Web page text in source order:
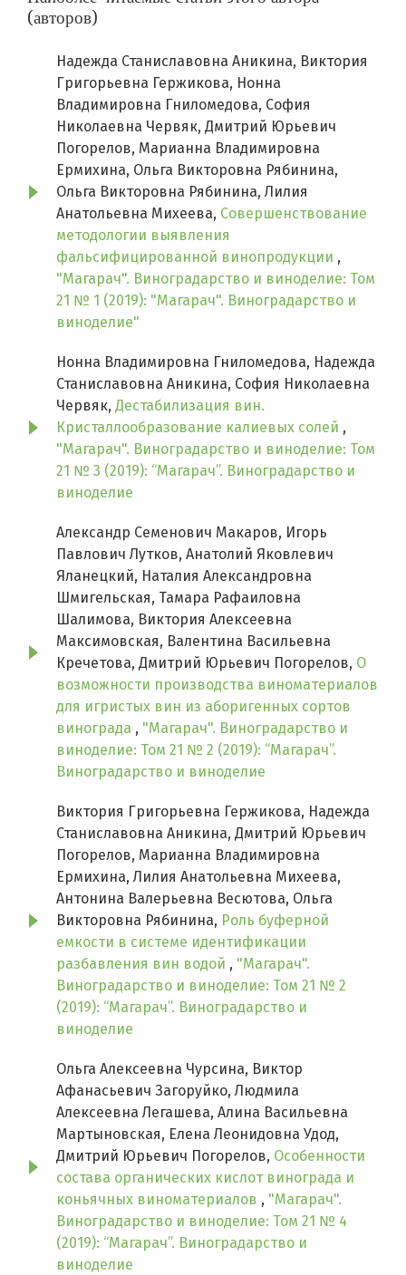
(авторов)
Надежда Станиславовна Аникина, Виктория
Григорьевна Гержикова, Нонна
Владимировна Гниломедова, София
Николаевна Червяк, Дмитрий Юрьевич
Погорелов, Марианна Владимировна
Ермихина, Ольга Викторовна Рябинина,
Ольга Викторовна Рябинина, Лилия
Анатольевна Михеева, Совершенствование
методологии выявления
фальсифицированной винопродукции ,
"Магарач". Виноградарство и виноделие: Том
21 № 1 (2019): "Магарач". Виноградарство и
виноделие"
Нонна Владимировна Гниломедова, Надежда
Станиславовна Аникина, София Николаевна
Червяк, Дестабилизация вин.
Кристаллообразование калиевых солей ,
"Магарач". Виноградарство и виноделие: Том
21 № 3 (2019): “Магарач”. Виноградарство и
виноделие
Александр Семенович Макаров, Игорь
Павлович Лутков, Анатолий Яковлевич
Яланецкий, Наталия Александровна
Шмигельская, Тамара Рафаиловна
Шалимова, Виктория Алексеевна
Максимовская, Валентина Васильевна
Кречетова, Дмитрий Юрьевич Погорелов, О
возможности производства виноматериалов
для игристых вин из аборигенных сортов
винограда , "Магарач". Виноградарство и
виноделие: Том 21 № 2 (2019): “Магарач”.
Виноградарство и виноделие
Виктория Григорьевна Гержикова, Надежда
Станиславовна Аникина, Дмитрий Юрьевич
Погорелов, Марианна Владимировна
Ермихина, Лилия Анатольевна Михеева,
Антонина Валерьевна Весютова, Ольга
Викторовна Рябинина, Роль буферной
емкости в системе идентификации
разбавления вин водой , "Магарач".
Виноградарство и виноделие: Том 21 № 2
(2019): “Магарач”. Виноградарство и
виноделие
Ольга Алексеевна Чурсина, Виктор
Афанасьевич Загоруйко, Людмила
Алексеевна Легашева, Алина Васильевна
Мартыновская, Елена Леонидовна Удод,
Дмитрий Юрьевич Погорелов, Особенности
состава органических кислот винограда и
коньячных виноматериалов , "Магарач".
Виноградарство и виноделие: Том 21 № 4
(2019): “Магарач”. Виноградарство и
виноделие